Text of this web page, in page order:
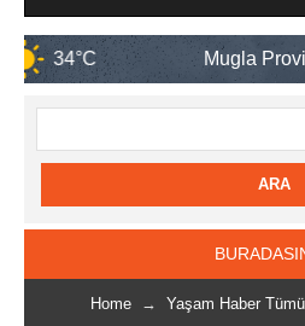
Mugla Province
Home→ Yaşam Haber Tümü